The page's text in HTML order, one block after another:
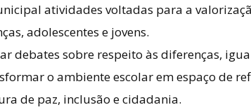
atividades voltadas para a
adolescentes e jovens.
debates sobre respeito às diferenças,
o ambiente escolar em espaço de
de paz, inclusão e cidadania.